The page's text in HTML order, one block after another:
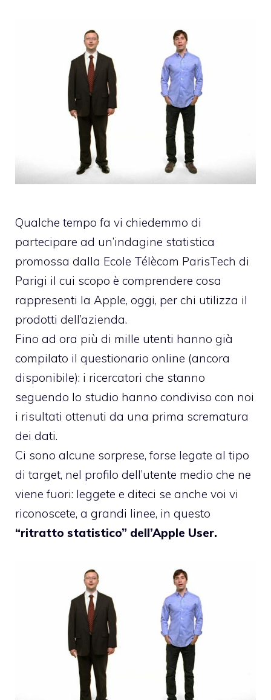
Qualche tempo fa vi chiedemmo di
partecipare ad un’indagine statistica
promossa dalla Ecole Télècom ParisTech di
Parigi il cui scopo è comprendere cosa
rappresenti la Apple, oggi, per chi utilizza il
prodotti dell’azienda.
Fino ad ora più di mille utenti hanno già
compilato il questionario online (ancora
disponibile): i ricercatori che stanno
seguendo lo studio hanno condiviso con noi
i risultati ottenuti da una prima scrematura
dei dati.
Ci sono alcune sorprese, forse legate al tipo
di target, nel profilo dell’utente medio che ne
viene fuori: leggete e diteci se anche voi vi
riconoscete, a grandi linee, in questo
“ritratto statistico” dell’Apple User.